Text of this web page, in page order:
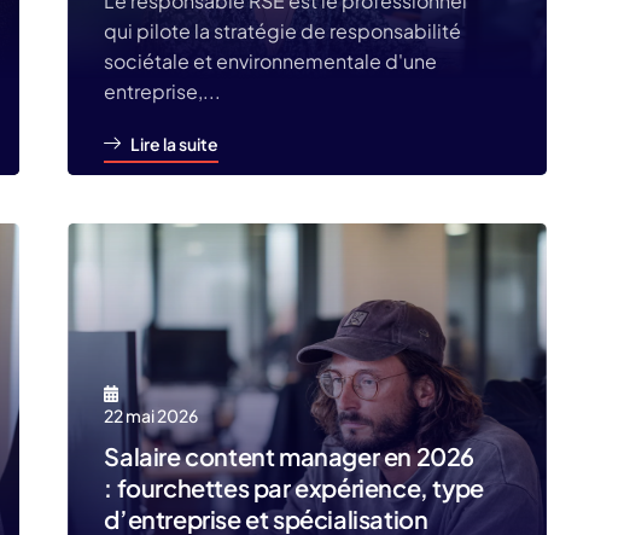
qui pilote la stratégie de responsabilité
sociétale et environnementale d'une
entreprise,...
Lire la suite
22 mai 2026
Salaire content manager en 2026
: fourchettes par expérience, type
d’entreprise et spécialisation